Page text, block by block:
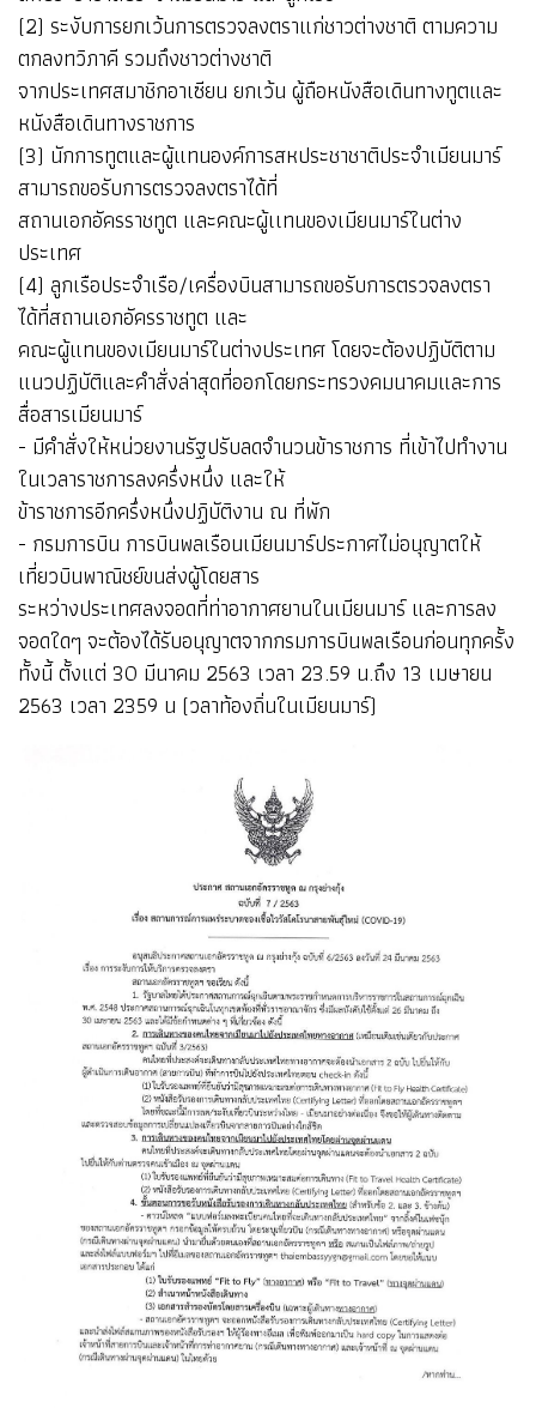
(2) ระงับการยกเว้นการตรวจลงตราแก่ชาวต่างชาติ ตามความ
ตกลงทวิภาคี รวมถึงชาวต่างชาติ
จากประเทศสมาชิกอาเซียน ยกเว้น ผู้ถือหนังสือเดินทางทูตและ
หนังสือเดินทางราชการ
(3) นักการทูตและผู้แทนองค์การสหประชาชาติประจำเมียนมาร์
สามารถขอรับการตรวจลงตราได้ที่
สถานเอกอัครราชทูต และคณะผู้เเทนของเมียนมาร์ในต่าง
ประเทศ
(4) ลูกเรือประจำเรือ/เครื่องบินสามารถขอรับการตรวจลงตรา
ได้ที่สถานเอกอัครราชทูต และ
คณะผู้แทนของเมียนมาร์ในต่างประเทศ โดยจะต้องปฏิบัติตาม
แนวปฏิบัติและคำสั่งล่าสุดที่ออกโดยกระทรวงคมนาคมและการ
สื่อสารเมียนมาร์
- มีคำสั่งให้หน่วยงานรัฐปรับลดจำนวนข้าราชการ ที่เข้าไปทำงาน
ในเวลาราชการลงครึ่งหนึ่ง และให้
ข้าราชการอีกครึ่งหนึ่งปฏิบัติงาน ณ ที่พัก
- กรมการบิน การบินพลเรือนเมียนมาร์ประกาศไม่อนุญาตให้
เที่ยวบินพาณิชย์ขนส่งผู้โดยสาร
ระหว่างประเทศลงจอดที่ท่าอากาศยานในเมียนมาร์ และการลง
จอดใดๆ จะต้องได้รับอนุญาตจากกรมการบินพลเรือนก่อนทุกครั้ง
ทั้งนี้ ตั้งแต่ 30 มีนาคม 2563 เวลา 23.59 น.ถึง 13 เมษายน
2563 เวลา 2359 น (วลาท้องถิ่นในเมียนมาร์)